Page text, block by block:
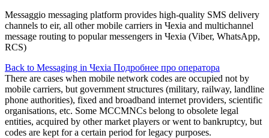
Messaggio messaging platform provides high-quality SMS delivery
channels to eir, all other mobile carriers in Чехіа and multichannel
message routing to popular messengers in Чехіа (Viber, WhatsApp,
RCS)
Back to Messaging in Чехіа Подробнее про оператора
There are cases when mobile network codes are occupied not by
mobile carriers, but government structures (military, railway, landline
phone authorities), fixed and broadband internet providers, scientific
organisations, etc. Some MCCMNCs belong to obsolete legal
entities, acquired by other market players or went to bankruptcy, but
codes are kept for a certain period for legacy purposes.